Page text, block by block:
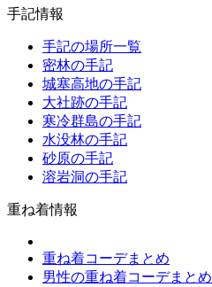
手記情報
手記の場所一覧
密林の手記
城塞高地の手記
大社跡の手記
寒冷群島の手記
水没林の手記
砂原の手記
溶岩洞の手記
重ね着情報
重ね着コーデまとめ
男性の重ね着コーデまとめ